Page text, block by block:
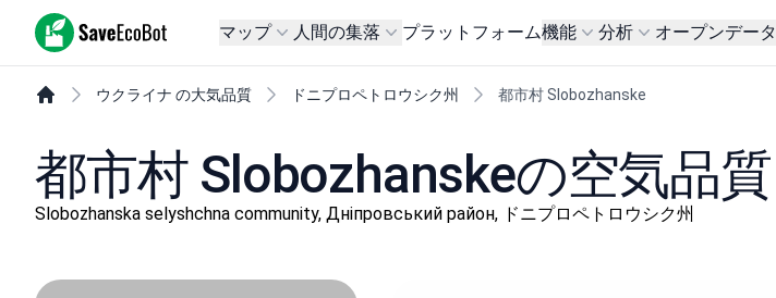
SaveEcoBot マップ 人間の集落 プラットフォーム機能 分析 オープンデータ
ウクライナ の大気品質 ドニプロペトロウシク州 都市村 Slobozhanske
都市村 Slobozhanskeの空気品質
Slobozhanska selyshchna community, Дніпровський район, ドニプロペトロウシク州